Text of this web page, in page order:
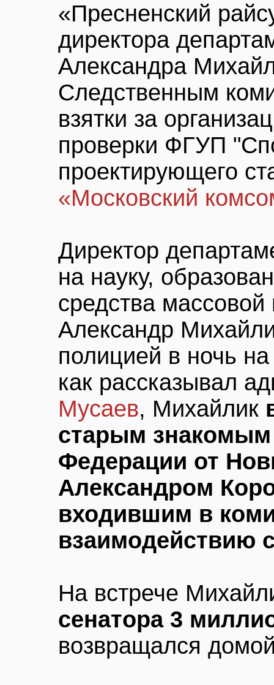
«Пресненский
директора
Александра
Следственным
взятки за
проверки ФГУП
проектирующего
«Московский
Директор
на науку,
средства
Александр
полицией в ночь
как рассказывал
Мусаев, Михайлик
старым
Федерации от
Александром
входившим в
взаимодействию
На встрече
сенатора 3
возвращался